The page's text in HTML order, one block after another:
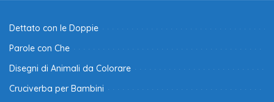
Dettato con le Doppie
Parole con Che
Disegni di Animali da Colorare
Cruciverba per Bambini